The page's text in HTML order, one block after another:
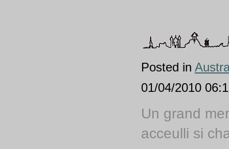
Posted in
01/04/2010
Un grand
acceulli si